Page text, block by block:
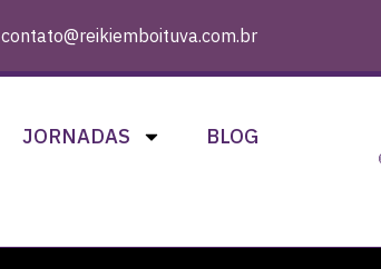
contato@reikiemboituva.com.br
JORNADAS
BLOG